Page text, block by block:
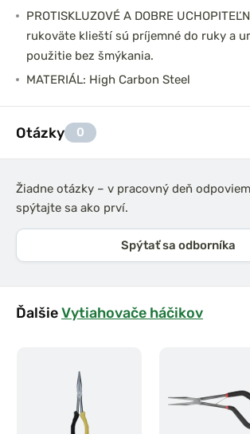
PROTISKLUZOVÉ A DOBRE
rukoväte klieští sú príjemné do ruky a
použitie bez šmýkania.
MATERIÁL: High Carbon Steel
Otázky 0
Žiadne otázky – v pracovný deň
spýtajte sa ako prví.
Spýtať sa odborníka
ĎalšieVytiahovače háčikov